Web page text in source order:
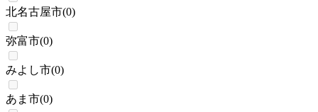
北名古屋市(0)
弥富市(0)
みよし市(0)
あま市(0)